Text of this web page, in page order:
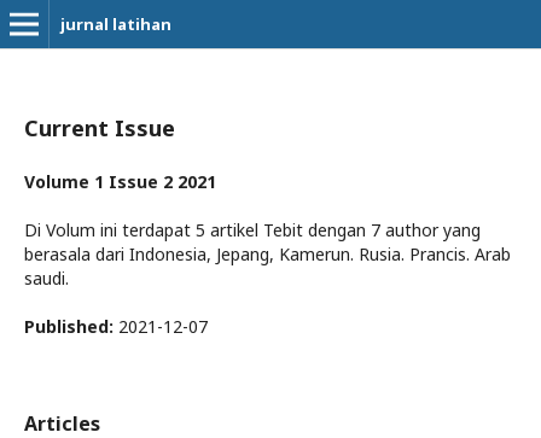
jurnal latihan
Current Issue
Volume 1 Issue 2 2021
Di Volum ini terdapat 5 artikel Tebit dengan 7 author yang
berasala dari Indonesia, Jepang, Kamerun. Rusia. Prancis. Arab
saudi.
Published: 2021-12-07
Articles